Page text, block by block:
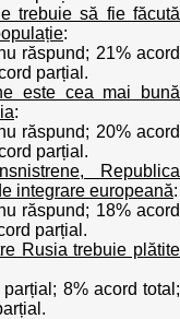
trebuie să fie făcută
:
răspund; 21% acord
parțial.
este cea mai bună
:
răspund; 20% acord
parțial.
Republica
integrare europeană:
răspund; 18% acord
parțial.
Rusia trebuie plătite
8% acord total;